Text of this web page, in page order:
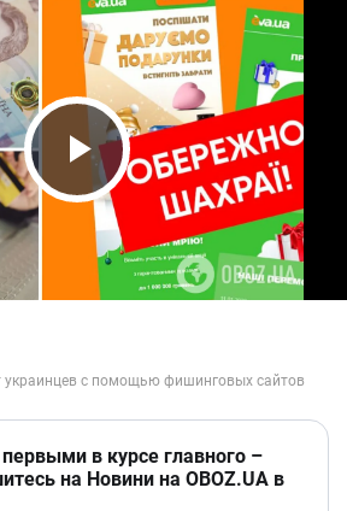
Play Video
в курсе главного –
на Новини на OBOZ.UA в